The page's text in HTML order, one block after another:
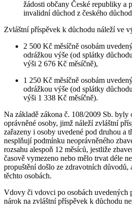
žádosti občany České republiky a
invalidní důchod z českého
Zvláštní příspěvek k důchodu náleží ve
2 500 Kč měsíčně osobám
odrážkou výše (od splátky
výši 2 676 Kč měsíčně),
1 250 Kč měsíčně osobám
odrážkou výše (od splátky
výši 1 338 Kč měsíčně).
Na základě zákona č. 108/2009 Sb. byly
oprávněné osoby, jimž náleží zvláštní
zařazeny i osoby uvedené pod druhou a
nesplňují podmínku neoprávněného
rozsahu alespoň 12 měsíců, jestliže
časově vymezeno nebo mělo trvat déle
propuštění došlo ze zdravotních
těchto osobách.
Vdovy či vdovci po osobách uvedených
nárok na zvláštní příspěvek k důchodu